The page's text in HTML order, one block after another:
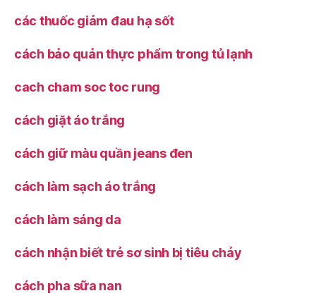
các thuốc giảm đau hạ sốt
cách bảo quản thực phẩm trong tủ lạnh
cach cham soc toc rung
cách giặt áo trắng
cách giữ màu quần jeans đen
cách làm sạch áo trắng
cách làm sáng da
cách nhận biết trẻ sơ sinh bị tiêu chảy
cách pha sữa nan